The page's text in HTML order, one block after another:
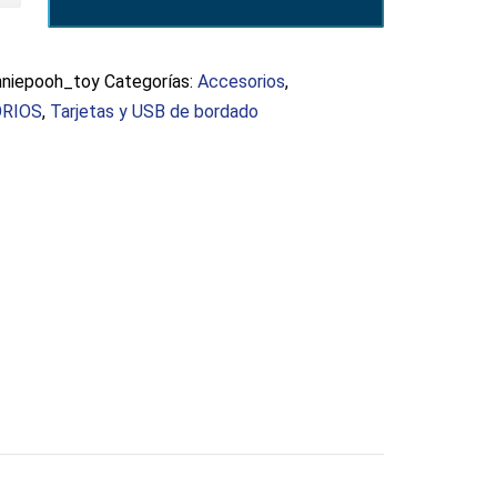
Categorías:Accesorios,
, Tarjetas y USB de bordado